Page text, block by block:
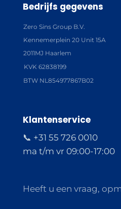
Bedrijfs gegevens
Zero Sins Group B.V.
Kennemerplein 20 Unit 15A
2011MJ Haarlem
KVK 62838199
BTW NL854977867B02
Klantenservice
📞 +31 55 726 0010
ma t/m vr 09:00-17:00
Heeft u een vraag,